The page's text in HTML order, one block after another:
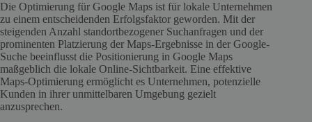
Die Optimierung für Google Maps ist für lokale Unternehmen
zu einem entscheidenden Erfolgsfaktor geworden. Mit der
steigenden Anzahl standortbezogener Suchanfragen und der
prominenten Platzierung der Maps-Ergebnisse in der Google-
Suche beeinflusst die Positionierung in Google Maps
maßgeblich die lokale Online-Sichtbarkeit. Eine effektive
Maps-Optimierung ermöglicht es Unternehmen, potenzielle
Kunden in ihrer unmittelbaren Umgebung gezielt
anzusprechen.